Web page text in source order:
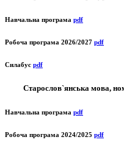
Навчальна програма pdf
Робоча програма 2026/2027 pdf
Силабус pdf
Старослов`янська мова,
Навчальна програма pdf
Робоча програма 2024/2025 pdf